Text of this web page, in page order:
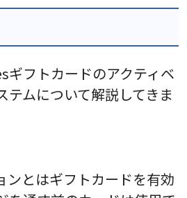
フトカードのアクティベ
テムについて解説してきま
ンとはギフトカードを有効